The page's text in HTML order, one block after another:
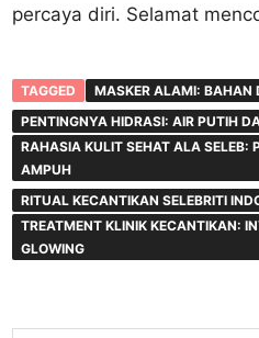
percaya diri. Selamat
TAGGED
MASKER ALAMI: BAHAN
PENTINGNYA HIDRASI: AIR PUTIH
RAHASIA KULIT SEHAT ALA SELEB:
AMPUH
RITUAL KECANTIKAN SELEBRITI
TREATMENT KLINIK KECANTIKAN:
GLOWING